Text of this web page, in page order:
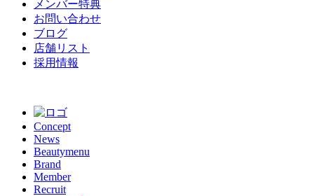
メンバー特典
お問い合わせ
ブログ
店舗リスト
採用情報
Concept
News
Beautymenu
Brand
Member
Recruit